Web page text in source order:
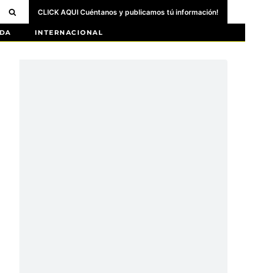
CLICK AQUI Cuéntanos y publicamos tú información!
INTERNACIONAL